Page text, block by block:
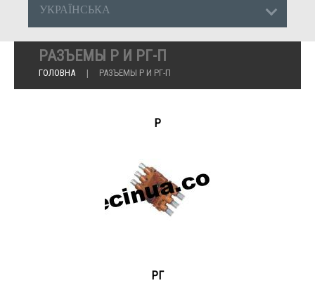
УКРАЇНСЬКА
РАЗЪЕМЫ Р И РГ-П
ГОЛОВНА РАЗЪЕМЫ Р И РГ-П
Р
РГ